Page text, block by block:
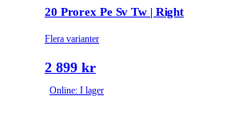
20 Prorex Pe Sv Tw | Right
Flera varianter
2 899 kr
Online: I lager